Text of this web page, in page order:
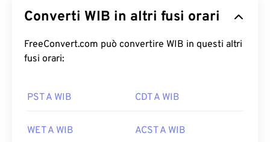
Converti WIB in altri fusi orari
FreeConvert.com può convertire WIB in questi altri
fusi orari:
PST A WIB CDT A WIB
WET A WIB ACST A WIB